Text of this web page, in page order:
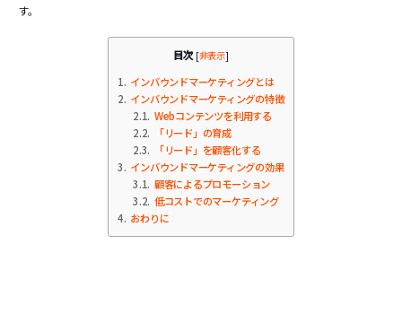
す。
目次 [非表示]
1 インバウンドマーケティングとは
2 インバウンドマーケティングの特徴
2.1 Webコンテンツを利用する
2.2
「リード」の育成
2.3
「リード」を顧客化する
3
インバウンドマーケティングの効果
3.1 顧客によるプロモーション
3.2 低コストでのマーケティング
4 おわりに